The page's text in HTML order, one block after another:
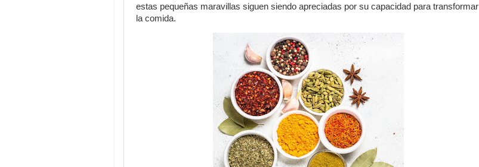
estas pequeñas maravillas siguen siendo apreciadas por su capacidad para transformar
la comida.